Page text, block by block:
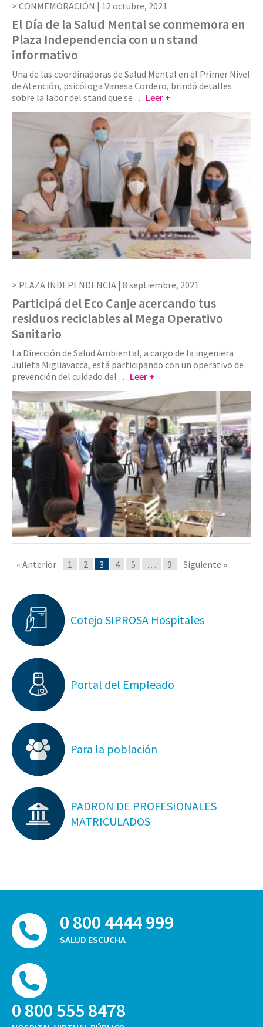
CONMEMORACIÓN | 12 octubre, 2021
El Día de la Salud Mental se conmemora en
Plaza Independencia con un stand
informativo
Una de las coordinadoras de Salud Mental en el Primer Nivel
de Atención, psicóloga Vanesa Cordero, brindó detalles
sobre la labor del stand que se … Leer +
PLAZA INDEPENDENCIA | 8 septiembre, 2021
Participá del Eco Canje acercando tus
residuos reciclables al Mega Operativo
Sanitario
La Dirección de Salud Ambiental, a cargo de la ingeniera
Julieta Migliavacca, está participando con un operativo de
prevención del cuidado del … Leer +
« Anterior 1 2 3 4 5 … 9 Siguiente »
Cotejo SIPROSA Hospitales
Portal del Empleado
Para la población
PADRON DE PROFESIONALES
MATRICULADOS
0 800 4444 999
SALUD ESCUCHA
0 800 555 8478